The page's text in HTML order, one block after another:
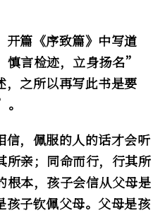
开篇《序致篇》中写道
慎言检迹，立身扬名”
，之所以再写此书是要
信，佩服的人的话才会听
亲；同命而行，行其所
本，孩子会信从父母是
孩子钦佩父母。父母是孩